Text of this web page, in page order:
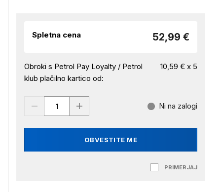
Spletna cena 52,99 €
Obroki s Petrol Pay Loyalty / Petrol
klub plačilno kartico od:
10,59 € x 5
OBVESTITE ME
Ni na zalogi
PRIMERJAJ